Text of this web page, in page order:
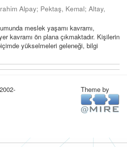
Alpay; Pektaş, Kemal; Altay,
meslek yaşamı kavramı,
kavramı ön plana çıkmaktadır. Kişilerin
yükselmeleri geleneği, bilgi
Theme by